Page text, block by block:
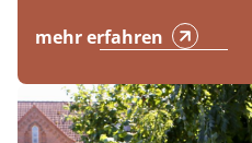
mehr erfahren